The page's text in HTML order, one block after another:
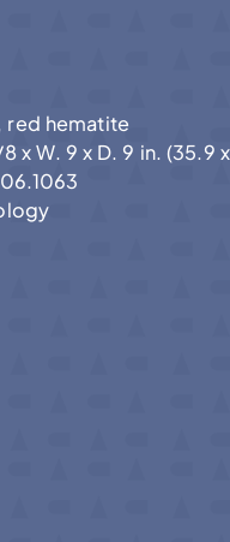
red hematite
8 x W. 9 x D. 9 in. (35.9